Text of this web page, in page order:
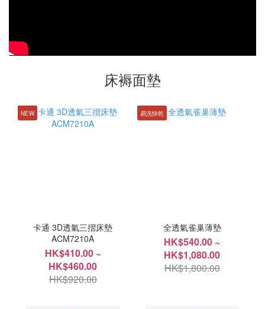
床褥面墊
NEW
卡通 3D透氣三摺床墊
ACM7210A
HK$410.00 ~
HK$460.00
HK$920.00
易洗快乾
全透氣雀巢薄墊
HK$540.00 ~
HK$1,080.00
HK$1,800.00